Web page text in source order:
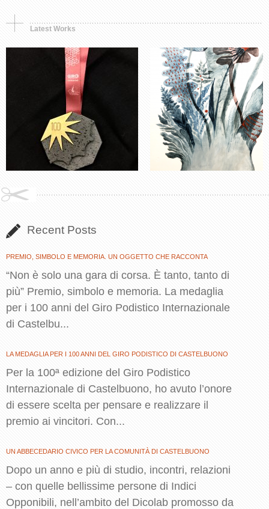
Latest Works
Recent Posts
PREMIO, SIMBOLO E MEMORIA. UN OGGETTO CHE RACCONTA
“Non è solo una gara di corsa. È tanto, tanto di
più” Premio, simbolo e memoria. La medaglia
per i 100 anni del Giro Podistico Internazionale
di Castelbu...
LA MEDAGLIA PER I 100 ANNI DEL GIRO PODISTICO DI CASTELBUONO
Per la 100ª edizione del Giro Podistico
Internazionale di Castelbuono, ho avuto l’onore
di essere scelta per pensare e realizzare il
premio ai vincitori. Con...
UN ABBECEDARIO CIVICO PER LA COMUNITÀ DI CASTELBUONO
Dopo un anno e più di studio, incontri, relazioni
– con quelle bellissime persone di Indici
Opponibili, nell’ambito del Dicolab promosso da